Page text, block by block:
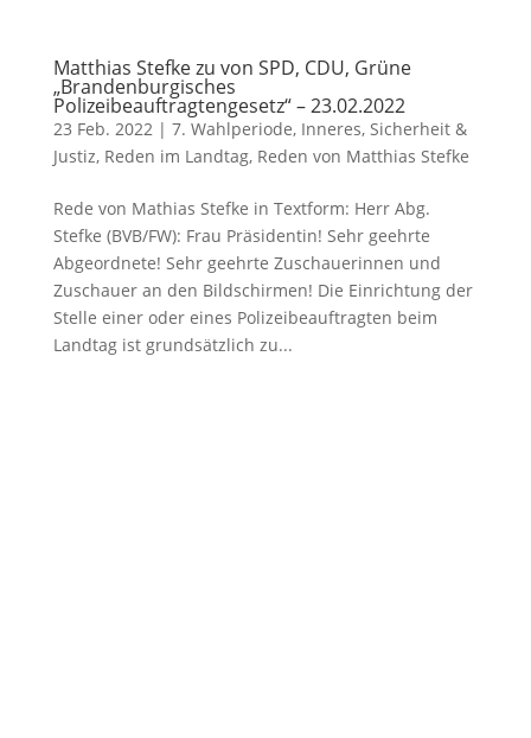
Matthias Stefke zu von SPD, CDU, Grüne
„Brandenburgisches
Polizeibeauftragtengesetz“ – 23.02.2022
23 Feb. 2022| 7. Wahlperiode, Inneres, Sicherheit &
Justiz, Reden im Landtag, Reden von Matthias Stefke
Rede von Mathias Stefke in Textform: Herr Abg.
Stefke (BVB/FW): Frau Präsidentin! Sehr geehrte
Abgeordnete! Sehr geehrte Zuschauerinnen und
Zuschauer an den Bildschirmen! Die Einrichtung der
Stelle einer oder eines Polizeibeauftragten beim
Landtag ist grundsätzlich zu...